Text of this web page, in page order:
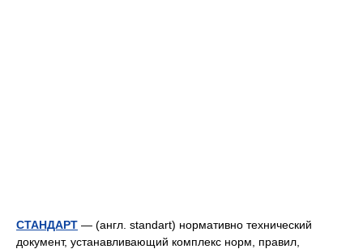
СТАНДАРТ — (англ. standart) нормативно технический
документ, устанавливающий комплекс норм, правил,